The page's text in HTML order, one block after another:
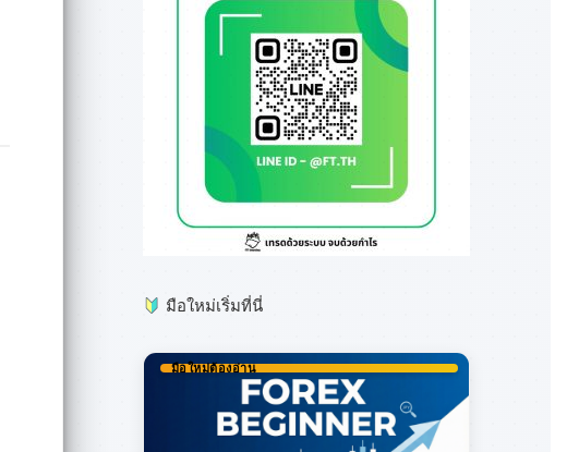
มือใหม่เริ่มที่นี่
มือใหม่ต้องอ่าน